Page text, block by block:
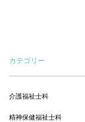
カテゴリー
介護福祉士科
精神保健福祉士科